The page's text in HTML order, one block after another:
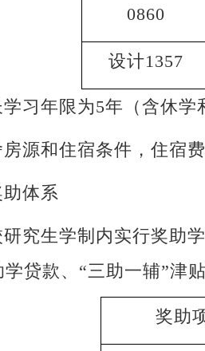
0860
设计1357
习年限为5年（含休学
源和住宿条件，住宿
助体系
究生学制内实行奖助
贷款、“三助一辅”津
奖助